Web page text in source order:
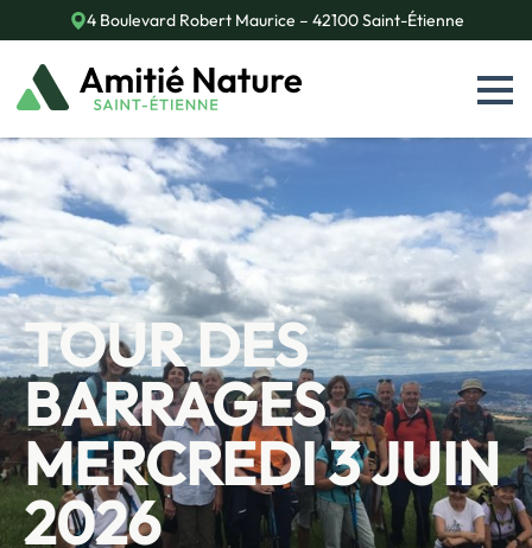
4 Boulevard Robert Maurice – 42100 Saint-Étienne
TOUR DES
BARRAGES
MERCREDI 3 JUIN
2026